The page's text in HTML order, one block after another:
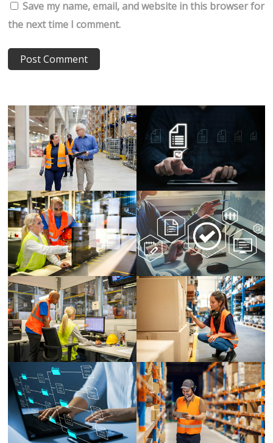
Save my name, email, and website in this browser for
the next time I comment.